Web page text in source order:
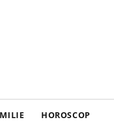
HOROSCOP